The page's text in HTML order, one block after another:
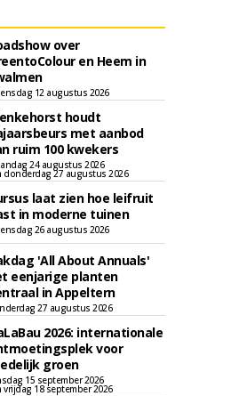
over
en Heem in
12 augustus 2026
houdt
met aanbod
ruim 100 kwekers
24 augustus 2026
donderdag 27 augustus 2026
laat zien hoe leifruit
in moderne tuinen
26 augustus 2026
'All About Annuals'
eenjarige planten
in Appeltern
27 augustus 2026
2026: internationale
voor
groen
15 september 2026
vrijdag 18 september 2026